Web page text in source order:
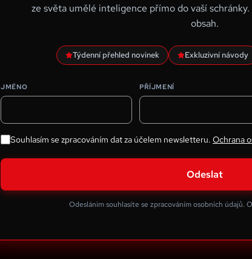
ze světa umělé inteligence přímo do vaší
obsah.
Týdenní přehled novinek Exkluzivní návody
JMÉNO PŘÍJMENÍ
Souhlasím se zpracováním dat za účelem newsletteru. Ochrana
Odeslat
Odesláním souhlasíte se zpracováním osobních údajů.